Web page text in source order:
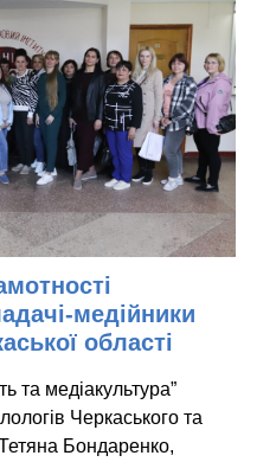
медійники
області
та медіакультура”
Черкаського та
Бондаренко,